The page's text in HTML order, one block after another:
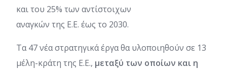
και του 25% των αντίστοιχων
αναγκών της Ε.Ε. έως το 2030.
Τα 47 νέα στρατηγικά έργα θα υλοποιηθούν σε 13
μέλη-κράτη της Ε.Ε., μεταξύ των οποίων και η